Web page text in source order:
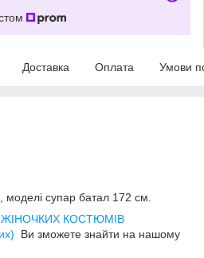
Доставка Оплата Умови
супар батал 172 см.
КОСТЮМІВ
Ви зможете знайти на нашому